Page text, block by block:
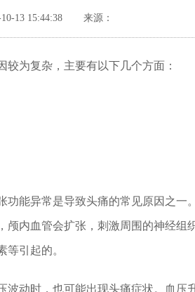
13 15:44:38 来源：
较为复杂，主要有以下几个方面：
功能异常是导致头痛的常见原因之
颅内血管会扩张，刺激周围的神经
等引起的。
波动时，也可能出现头痛症状。血压